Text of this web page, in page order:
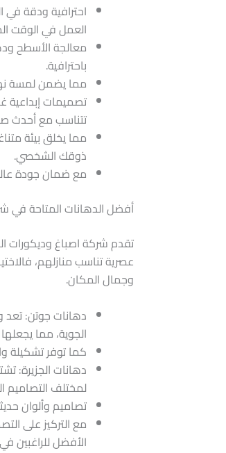
احترافية ودقة في
العمل في الوقت
معالجة الأسطح
باحترافية.
مما يضمن لمسة
تصميمات إبداعية
تتناسب مع أحدث
مما يخلق بيئة
ذوقك الشخصي.
مع ضمان جودة
أفضل الدهانات المتاحة في
تقدم شركة اصباغ وديكورات
عصرية تناسب منازلهم،
وجمال المكان.
دهانات جوتن: تعد
الجوية، مما يجعلها
كما توفر تشكيلة
دهانات الجزيرة:
لمختلف التصاميم
تصاميم وألوان
مع التركيز على
الأفضل للراغبين في